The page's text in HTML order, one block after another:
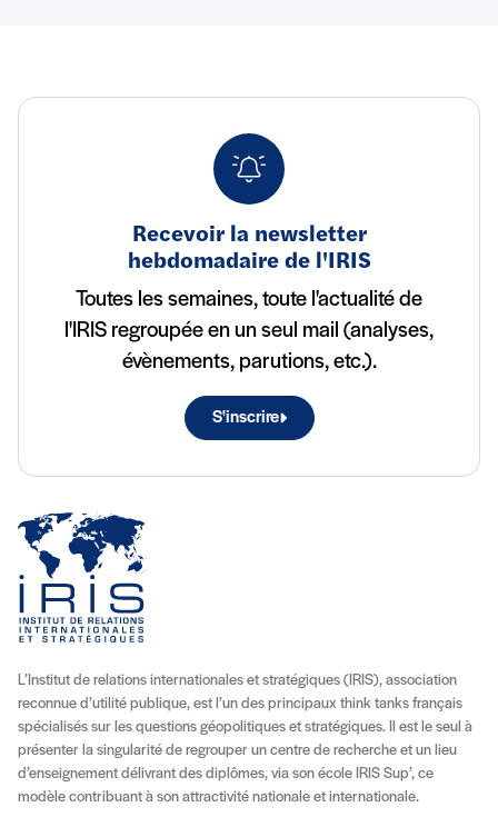
Recevoir la newsletter
hebdomadaire de l'IRIS
Toutes les semaines, toute l'actualité de
l'IRIS regroupée en un seul mail (analyses,
évènements, parutions, etc.).
S'inscrire
L’Institut de relations internationales et stratégiques (IRIS), association
reconnue d’utilité publique, est l’un des principaux think tanks français
spécialisés sur les questions géopolitiques et stratégiques. Il est le seul à
présenter la singularité de regrouper un centre de recherche et un lieu
d’enseignement délivrant des diplômes, via son école IRIS Sup’, ce
modèle contribuant à son attractivité nationale et internationale.